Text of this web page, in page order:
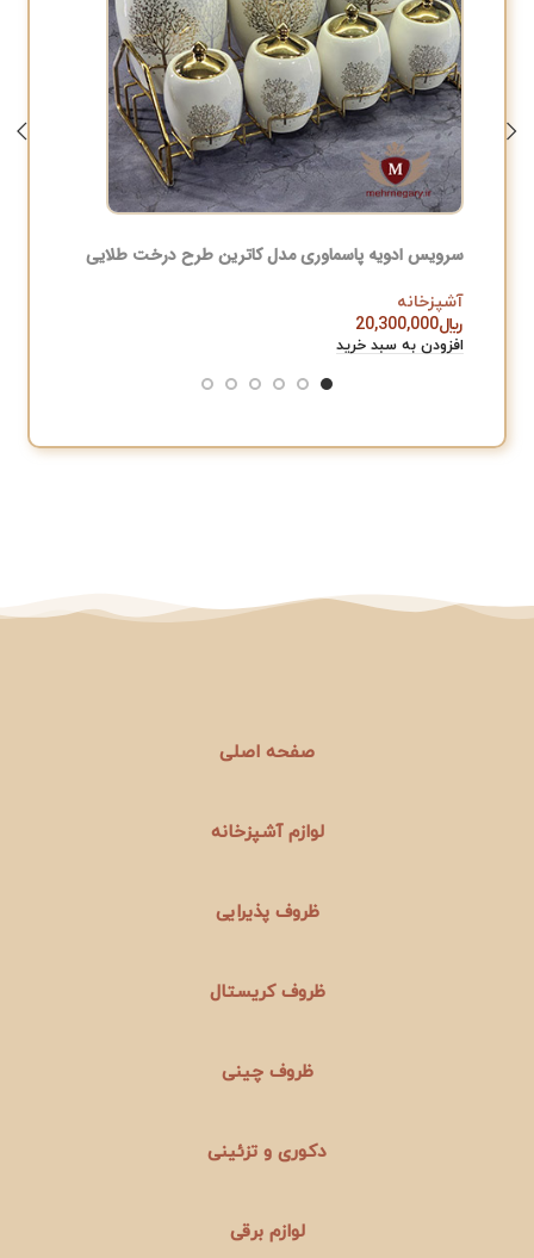
سرویس ادویه پاسماوری مدل کاترین طرح درخت طلایی
آشپزخانه
﷼20,300,000
افزودن به سبد خرید
صفحه اصلی
لوازم آشپزخانه
ظروف پذیرایی
ظروف کریستال
ظروف چینی
دکوری و تزئینی
لوازم برقی